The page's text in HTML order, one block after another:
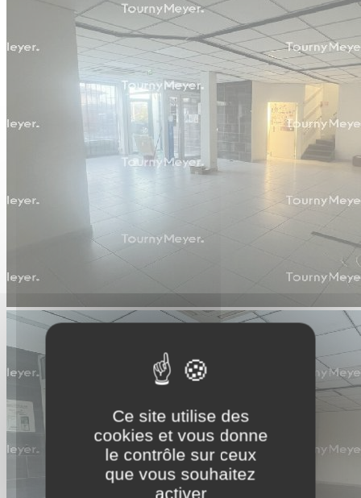
Ce site utilise des
cookies et vous donne
le contrôle sur ceux
que vous souhaitez
activer